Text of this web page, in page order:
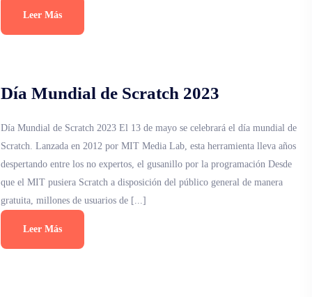
Leer Más
Día Mundial de Scratch 2023
Día Mundial de Scratch 2023 El 13 de mayo se celebrará el día mundial de
Scratch. Lanzada en 2012 por MIT Media Lab, esta herramienta lleva años
despertando entre los no expertos, el gusanillo por la programación Desde
que el MIT pusiera Scratch a disposición del público general de manera
gratuita, millones de usuarios de [...]
Leer Más